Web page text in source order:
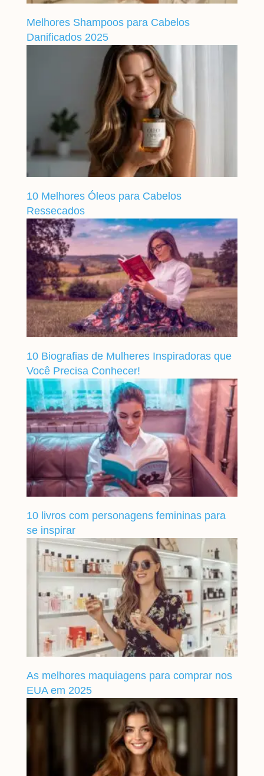
Melhores Shampoos para Cabelos
Danificados 2025
10 Melhores Óleos para Cabelos
Ressecados
10 Biografias de Mulheres Inspiradoras que
Você Precisa Conhecer!
10 livros com personagens femininas para
se inspirar
As melhores maquiagens para comprar nos
EUA em 2025